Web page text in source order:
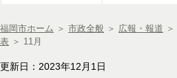
福岡市ホーム ＞ 市政全般 ＞ 広報・報道 ＞
表 ＞ 11月
更新日：2023年12月1日